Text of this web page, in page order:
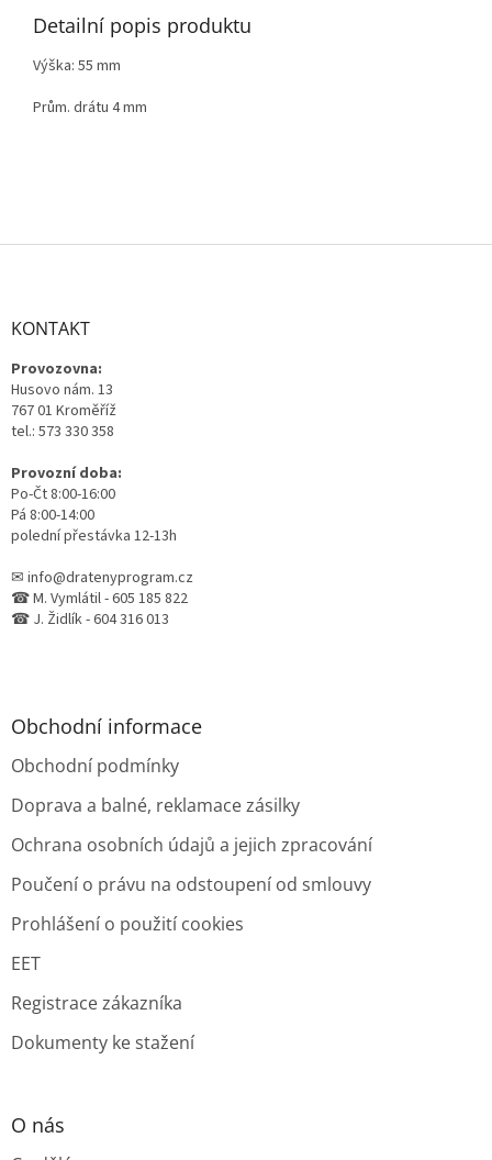
Detailní popis produktu
Výška: 55 mm
Prům. drátu 4 mm
Z
KONTAKT
Provozovna:
Husovo nám. 13
767 01 Kroměříž
tel.: 573 330 358
Provozní doba:
Po-Čt 8:00-16:00
Pá 8:00-14:00
polední přestávka 12-13h
✉ info@dratenyprogram.cz
☎ M. Vymlátil - 605 185 822
☎ J. Židlík - 604 316 013
Obchodní informace
Obchodní podmínky
Doprava a balné, reklamace zásilky
Ochrana osobních údajů a jejich zpracování
Poučení o právu na odstoupení od smlouvy
Prohlášení o použití cookies
EET
Registrace zákazníka
Dokumenty ke stažení
O nás